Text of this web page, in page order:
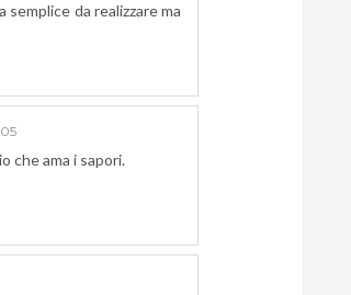
da realizzare ma
che ama i sapori.